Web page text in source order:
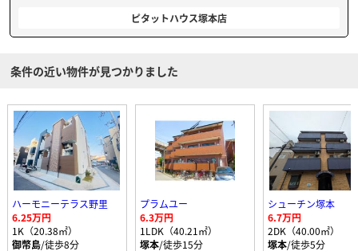
ピタットハウス塚本店
条件の近い物件が見つかりました
ハーモニーテラス野里
6.25万円
1K（20.38㎡）
御幣島/徒歩8分
プラムユー
6.3万円
1LDK（40.21㎡）
塚本/徒歩15分
シューチン塚本
6.7万円
2DK（40.00㎡）
塚本/徒歩5分